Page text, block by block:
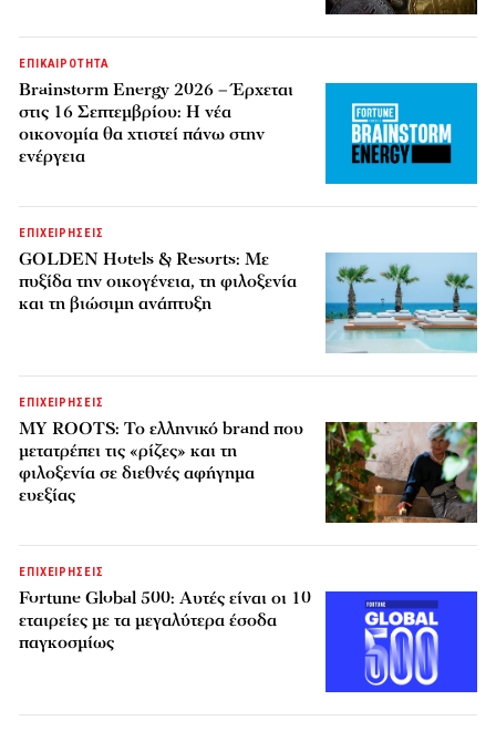
ΕΠΙΚΑΙΡΟΤΗΤΑ
Brainstorm Energy 2026 – Έρχεται
στις 16 Σεπτεμβρίου: Η νέα
οικονομία θα χτιστεί πάνω στην
ενέργεια
ΕΠΙΧΕΙΡΗΣΕΙΣ
GOLDEN Hotels & Resorts: Με
πυξίδα την οικογένεια, τη φιλοξενία
και τη βιώσιμη ανάπτυξη
ΕΠΙΧΕΙΡΗΣΕΙΣ
MY ROOTS: Το ελληνικό brand που
μετατρέπει τις «ρίζες» και τη
φιλοξενία σε διεθνές αφήγημα
ευεξίας
ΕΠΙΧΕΙΡΗΣΕΙΣ
Fortune Global 500: Αυτές είναι οι 10
εταιρείες με τα μεγαλύτερα έσοδα
παγκοσμίως